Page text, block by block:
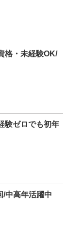
格・未経験OK/
験ゼロでも初年
/中高年活躍中